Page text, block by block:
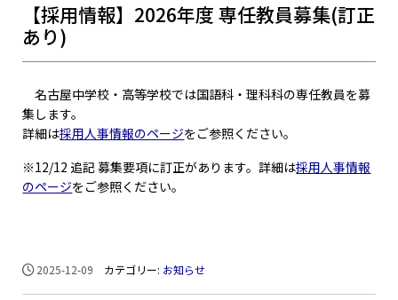
【採用情報】2026年度 専任教員募集(訂正
あり)
名古屋中学校・高等学校では国語科・理科科の専任教員を募
集します。
詳細は採用人事情報のページをご参照ください。
※12/12 追記 募集要項に訂正があります。詳細は採用人事情報
のページをご参照ください。
2025-12-09 カテゴリー: お知らせ